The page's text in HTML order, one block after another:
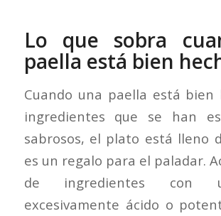
Lo que sobra
paella está bien
Cuando una paella está bien
ingredientes que se han
sabrosos, el plato está lleno
es un regalo para el paladar.
de ingredientes con
excesivamente ácido o